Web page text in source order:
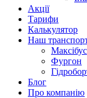
Акції
Тарифи
Калькулятор
Наш
Максібус
Фургон
Блог
Про компанію